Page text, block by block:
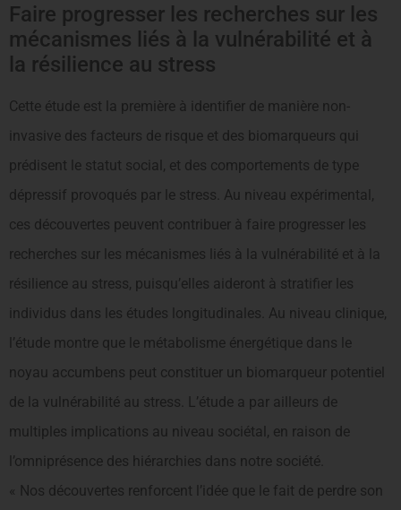
Faire progresser les recherches sur les
mécanismes liés à la vulnérabilité et à
la résilience au stress
Cette étude est la première à identifier de manière non-
invasive des facteurs de risque et des biomarqueurs qui
prédisent le statut social, et des comportements de type
dépressif provoqués par le stress. Au niveau expérimental,
ces découvertes peuvent contribuer à faire progresser les
recherches sur les mécanismes liés à la vulnérabilité et à la
résilience au stress, puisqu’elles aideront à stratifier les
individus dans les études longitudinales. Au niveau clinique,
l’étude montre que le métabolisme énergétique dans le
noyau accumbens peut constituer un biomarqueur potentiel
de la vulnérabilité au stress. L’étude a par ailleurs de
multiples implications au niveau sociétal, en raison de
l’omniprésence des hiérarchies dans notre société.
« Nos découvertes renforcent l’idée que le fait de perdre son